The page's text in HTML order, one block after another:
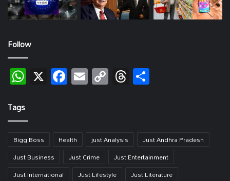
Follow
WhatsApp
X Facebook
EmailCopy
Link
Threads
Tags
Bigg Boss Health just Analysis
Just Andhra Pradesh
Just Business
Just Crime
Just Entertainment
Just International
Just Lifestyle
Just Literature